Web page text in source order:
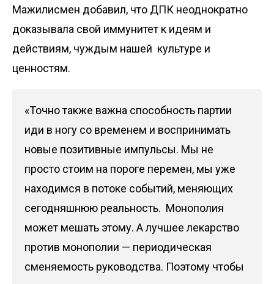
Мажилисмен добавил, что ДПК неоднократно
доказывала свой иммунитет к идеям и
действиям, чуждым нашей культуре и
ценностям.
«Точно также важна способность партии
иди в ногу со временем и воспринимать
новые позитивные импульсы. Мы не
просто стоим на пороге перемен, мы уже
находимся в потоке событий, меняющих
сегодняшнюю реальность. Монополия
может мешать этому. А лучшее лекарство
против монополии — периодическая
сменяемость руководства. Поэтому чтобы